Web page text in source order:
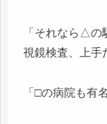
「それなら△の
視鏡検査、上手
「□の病院も有